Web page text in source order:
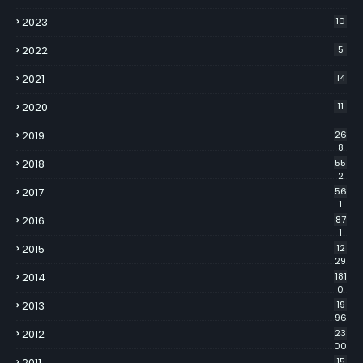
2023 10
2022 5
2021 14
2020 11
2019
26
8
2018
55
2
2017
56
1
2016
87
1
2015
12
29
2014
181
0
2013
19
96
2012
23
00